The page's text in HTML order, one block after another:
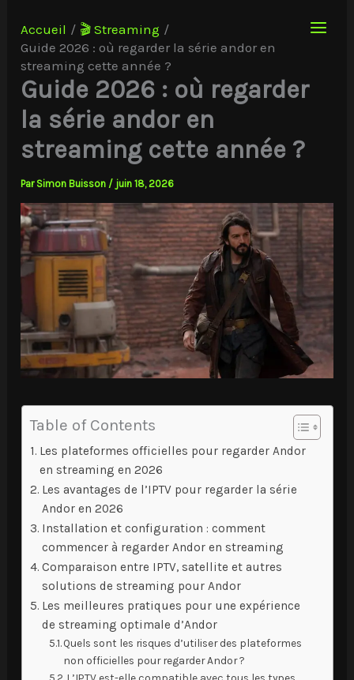
contenu
Accueil
🎬 Streaming
Guide 2026 : où regarder la série andor en
streaming cette année ?
Guide 2026 : où regarder
la série andor en
streaming cette année ?
Par Simon Buisson / juin 18, 2026
Table of Contents
Les plateformes officielles pour regarder Andor
en streaming en 2026
Les avantages de l’IPTV pour regarder la série
Andor en 2026
Installation et configuration : comment
commencer à regarder Andor en streaming
Comparaison entre IPTV, satellite et autres
solutions de streaming pour Andor
Les meilleures pratiques pour une expérience
de streaming optimale d’Andor
Quels sont les risques d’utiliser des plateformes
non officielles pour regarder Andor ?